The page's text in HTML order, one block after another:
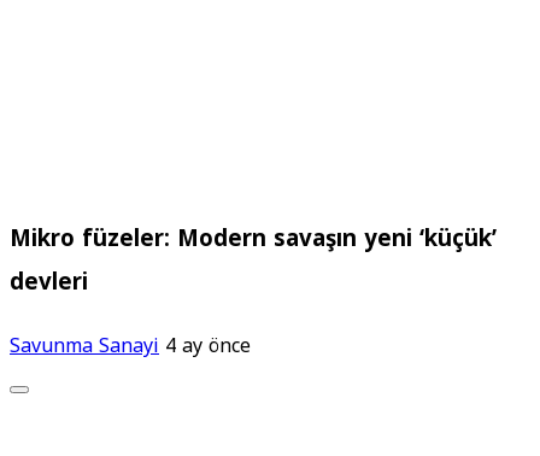
Mikro füzeler: Modern savaşın yeni ‘küçük’
devleri
Savunma Sanayi4 ay önce